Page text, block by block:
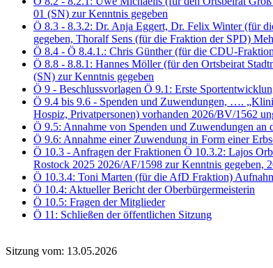
01 (SN) zur Kenntnis gegeben
Ö 8.3 - 8.3.2: Dr. Anja Eggert, Dr. Felix Winter (für
gegeben, Thoralf Sens (für die Fraktion der SPD)
Ö 8.4 - Ö 8.4.1.: Chris Günther (für die CDU-
Ö 8.8 - 8.8.1: Hannes Möller (für den Ortsbeirat
(SN) zur Kenntnis gegeben
Ö 9 - Beschlussvorlagen Ö 9.1: Erste
Ö 9.4 bis 9.6 - Spenden und Zuwendungen, ….
Hospiz, Privatpersonen) vorhanden 2026/BV/1562
Ö 9.5: Annahme von Spenden und Zuwendungen
Ö 9.6: Annahme einer Zuwendung in Form einer
Ö 10.3 - Anfragen der Fraktionen Ö 10.3.2: Lajos
Rostock 2025 2026/AF/1598 zur Kenntnis gegeben,
Ö 10.3.4: Toni Marten (für die AfD Fraktion)
Ö 10.4: Aktueller Bericht der Oberbürgermeisterin
Ö 10.5: Fragen der Mitglieder
Ö 11: Schließen der öffentlichen Sitzung
Sitzung vom: 13.05.2026